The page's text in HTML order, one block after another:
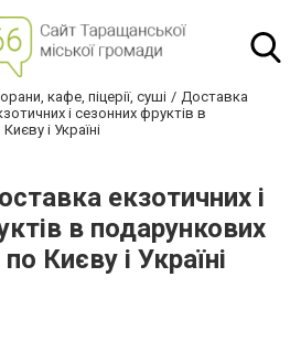
кафе, піцерії, суші
Доставка
і сезонних фруктів в
і Україні
екзотичних і
в подарункових
Києву і Україні